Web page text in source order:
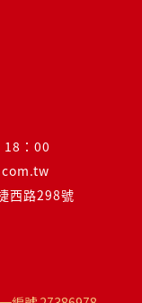
：00
西路298號